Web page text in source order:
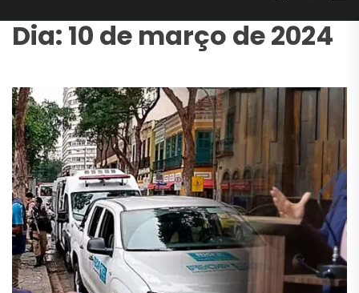
Dia: 10 de março de 2024